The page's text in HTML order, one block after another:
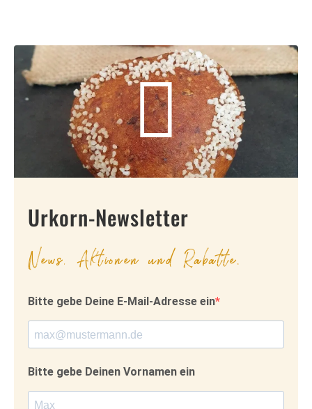
Urkorn-Newsletter
News, Aktionen und Rabatte.
Bitte gebe Deine E-Mail-Adresse ein
Bitte gebe Deinen Vornamen ein